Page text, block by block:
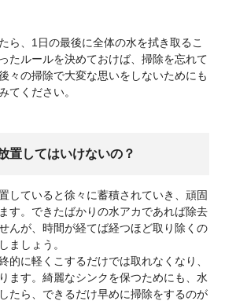
ら、1日の最後に全体の水を拭き取るこ
たルールを決めておけば、掃除を忘れて
々の掃除で大変な思いをしないためにも
てください。
置してはいけないの？
していると徐々に蓄積されていき、頑固
す。できたばかりの水アカであれば除去
んが、時間が経てば経つほど取り除くの
ましょう。
的に軽くこするだけでは取れなくなり、
ます。綺麗なシンクを保つためにも、水
たら、できるだけ早めに掃除をするのが